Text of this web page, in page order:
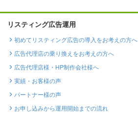
リスティング広告運用
初めてリスティング広告の導入をお考えの方へ
広告代理店の乗り換えをお考えの方へ
広告代理店様・HP制作会社様へ
実績・お客様の声
パートナー様の声
お申し込みから運用開始までの流れ